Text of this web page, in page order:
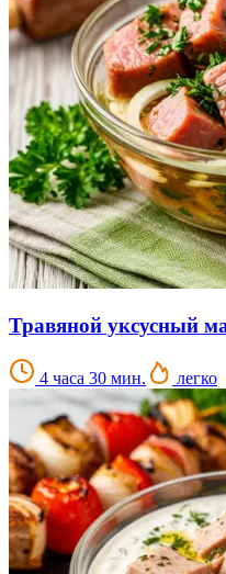
Травяной уксусный
4 часа 30 мин. легко